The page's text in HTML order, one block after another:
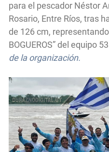
para el pescador Néstor
Rosario, Entre Ríos, tras
de 126 cm,
BOGUEROS” del equipo
de la organización.